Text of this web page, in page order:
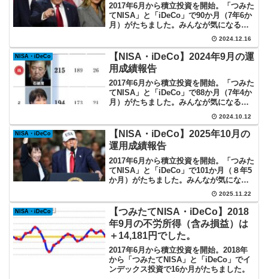
2017年6月から積立投資を開始。「つみた
てNISA」と「iDeCo」で90か月（7年6か
月）がたちました。みんなが気になるイ
ンデックス投資の実際を記録していま
2024.12.16
NISA・iDeCo
【NISA・iDeCo】2024年9月の運
用成績報告
2017年6月から積立投資を開始。「つみた
てNISA」と「iDeCo」で88か月（7年4か
月）がたちました。みんなが気になるイ
ンデックス投資の実際を記録していま
2024.10.12
NISA・iDeCo
【NISA・iDeCo】2025年10月の
運用成績報告
2017年6月から積立投資を開始。「つみた
てNISA」と「iDeCo」で101か月（８年5
か月）がたちました。みんなが気になる
インデックス投資の実際を記録していま
2025.11.22
NISA・iDeCo
【つみたてNISA・iDeCo】2018
年9月の不労所得（含み損益）は
＋14,181円でした。
2017年6月から積立投資を開始。2018年
から「つみたてNISA」と「iDeCo」でイ
ンデックス投資で16か月がたちました。